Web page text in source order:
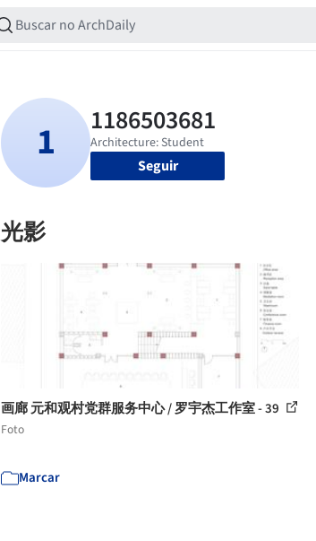
Seguir
光影
画廊 元和观村党群服务中心 / 罗宇杰工作室 - 39
Foto
Marcar